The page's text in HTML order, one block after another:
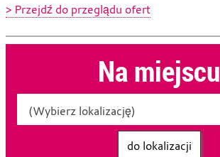
> Przejdź do przeglądu ofert
Na miejscu
do lokalizacji